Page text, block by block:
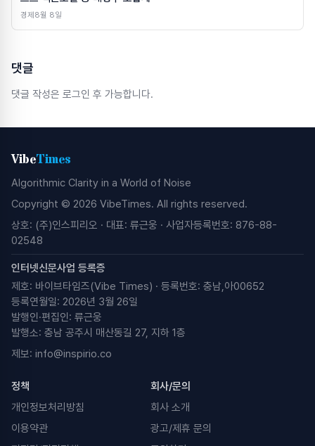
경제 8월 8일
댓글
댓글 작성은 로그인 후 가능합니다.
VibeTimes
Algorithmic Clarity in a World of Noise
Copyright © 2026 VibeTimes. All rights reserved.
상호: (주)인스피리오 · 대표: 류근웅 · 사업자등록번호: 876-88-
02548
인터넷신문사업 등록증
제호: 바이브타임즈(Vibe Times) · 등록번호: 충남,아00652
등록연월일: 2026년 3월 26일
발행인·편집인: 류근웅
발행소: 충남 공주시 매산동길 27, 지하 1층
제보: info@inspirio.co
정책
개인정보처리방침
이용약관
회사/문의
회사 소개
광고/제휴 문의